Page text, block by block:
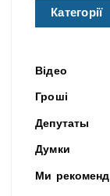
Категорії
Відео
Гроші
Депутаты
Думки
Ми